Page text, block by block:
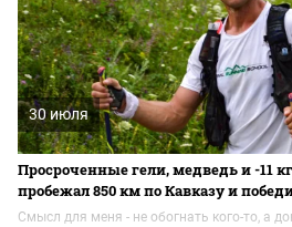
30 июля
Просроченные гели, медведь и -11
пробежал 850 км по Кавказу и
Смысл для меня - не обогнать кого-то, а